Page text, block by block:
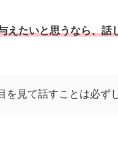
えたいと思うなら、
を見て話すことは必ず